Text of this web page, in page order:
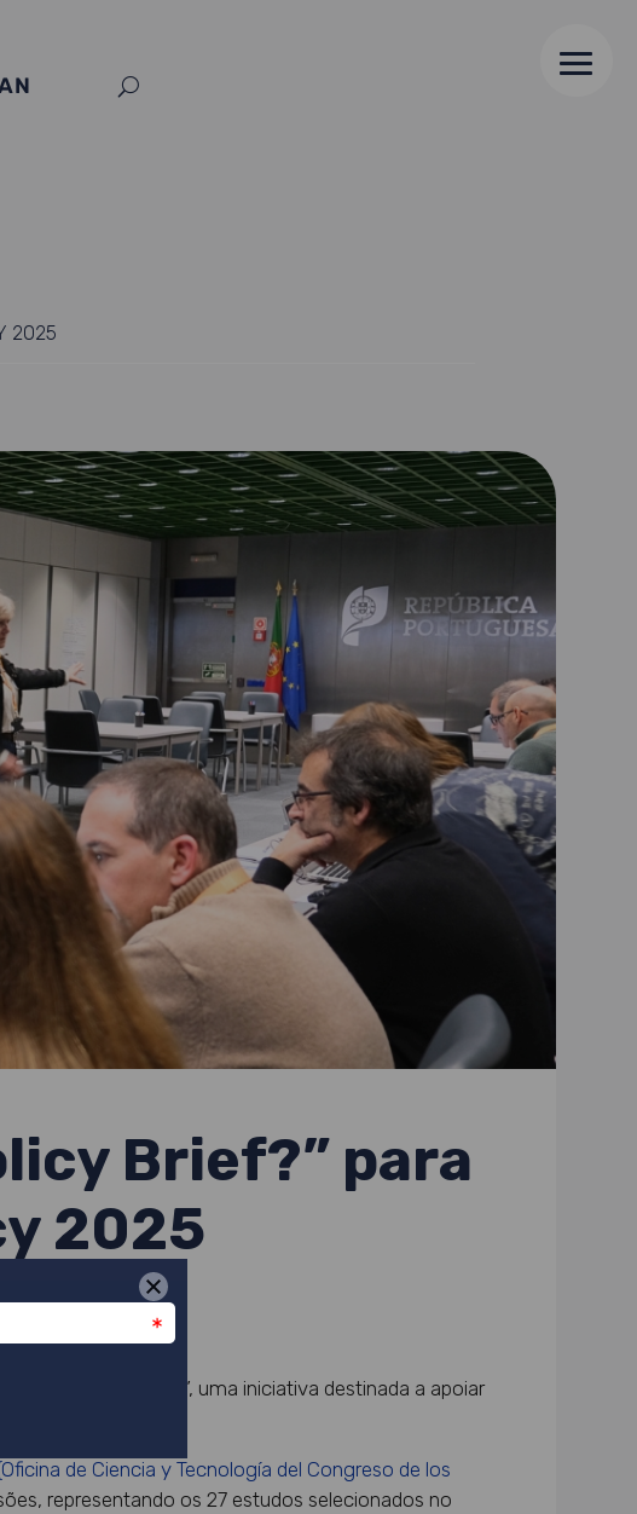
2025
Brief?” para
2025
Write a Policy Brief?”, uma iniciativa destinada a apoiar
de Ciencia y Tecnología del Congreso de los
representando os 27 estudos selecionados no